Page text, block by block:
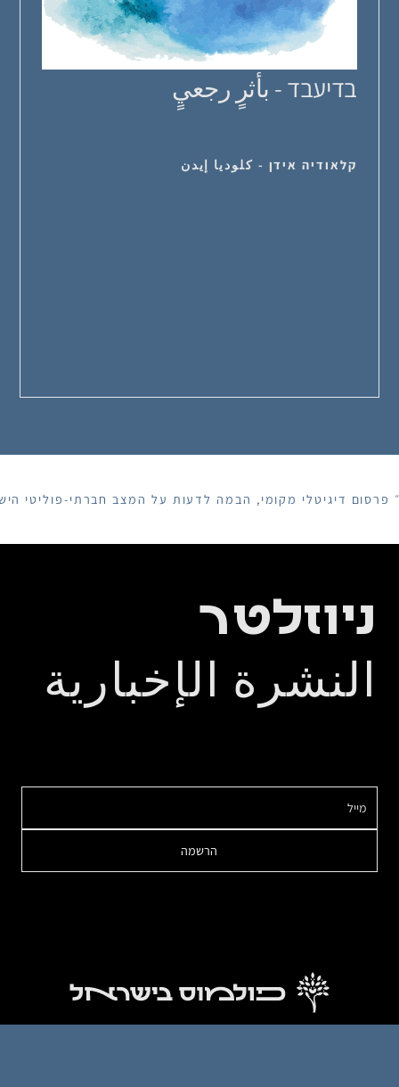
בדיעבד - بأثرٍ رجعيٍ
קלאודיה אידן - كلوديا إيدن
דיגיטלי מקומי, הבמה לדעות על המצב חברתי-פוליטי
ניוזלטר
النشرة الإخبارية